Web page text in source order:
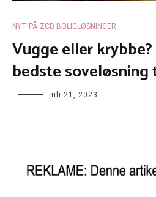
NYT PÅ ZCD BOLIGLØSNINGER
Vugge eller
bedste soveløsning
juli 21, 2023